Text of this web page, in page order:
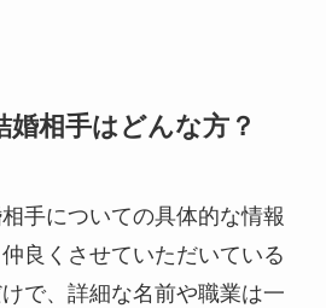
婚相手はどんな方？
手についての具体的な情報
良くさせていただいている
で、詳細な名前や職業は一